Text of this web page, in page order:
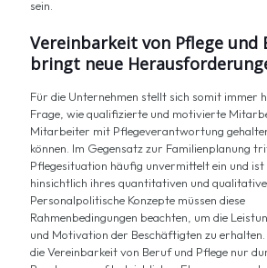
sein.
Vereinbarkeit von Pflege und
bringt neue
Für die Unternehmen stellt sich somit immer
Frage, wie qualifizierte und motivierte
Mitarbeiter mit Pflegeverantwortung
können. Im Gegensatz zur Familienplanung
Pflegesituation häufig unvermittelt ein und
hinsichtlich ihres quantitativen und
Personalpolitische Konzepte müssen diese
Rahmenbedingungen beachten, um die
und Motivation der Beschäftigten zu
die Vereinbarkeit von Beruf und Pflege nur